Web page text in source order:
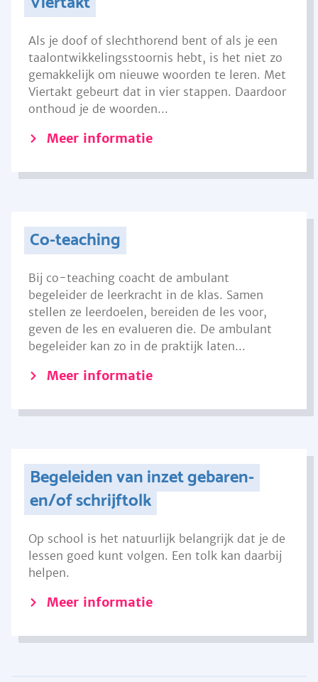
Als je doof of slechthorend bent of als je een
taalontwikkelingsstoornis hebt, is het niet zo
gemakkelijk om nieuwe woorden te leren. Met
Viertakt gebeurt dat in vier stappen. Daardoor
onthoud je de woorden...
Meer informatie
Co-teaching
Bij co-teaching coacht de ambulant
begeleider de leerkracht in de klas. Samen
stellen ze leerdoelen, bereiden de les voor,
geven de les en evalueren die. De ambulant
begeleider kan zo in de praktijk laten...
Meer informatie
Begeleiden van inzet gebaren-
en/of schrijftolk
Op school is het natuurlijk belangrijk dat je de
lessen goed kunt volgen. Een tolk kan daarbij
helpen.
Meer informatie